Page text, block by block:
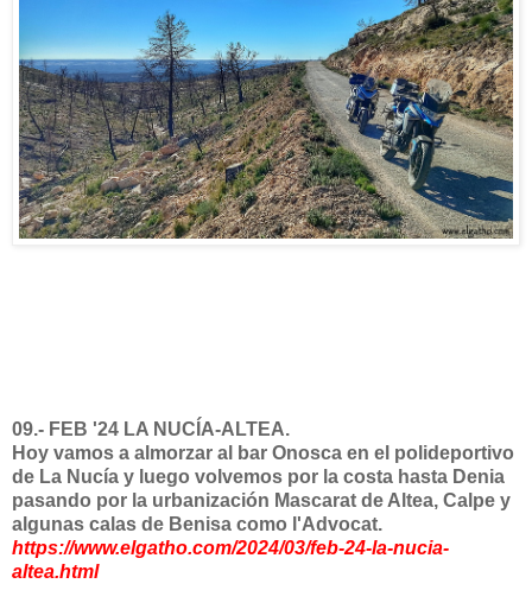
09.- FEB '24 LA NUCÍA-ALTEA.
Hoy vamos a almorzar al bar Onosca en el polideportivo
de La Nucía y luego volvemos por la costa hasta Denia
pasando por la urbanización Mascarat de Altea, Calpe y
algunas calas de Benisa como l'Advocat.
https://www.elgatho.com/2024/03/feb-24-la-nucia-
altea.html